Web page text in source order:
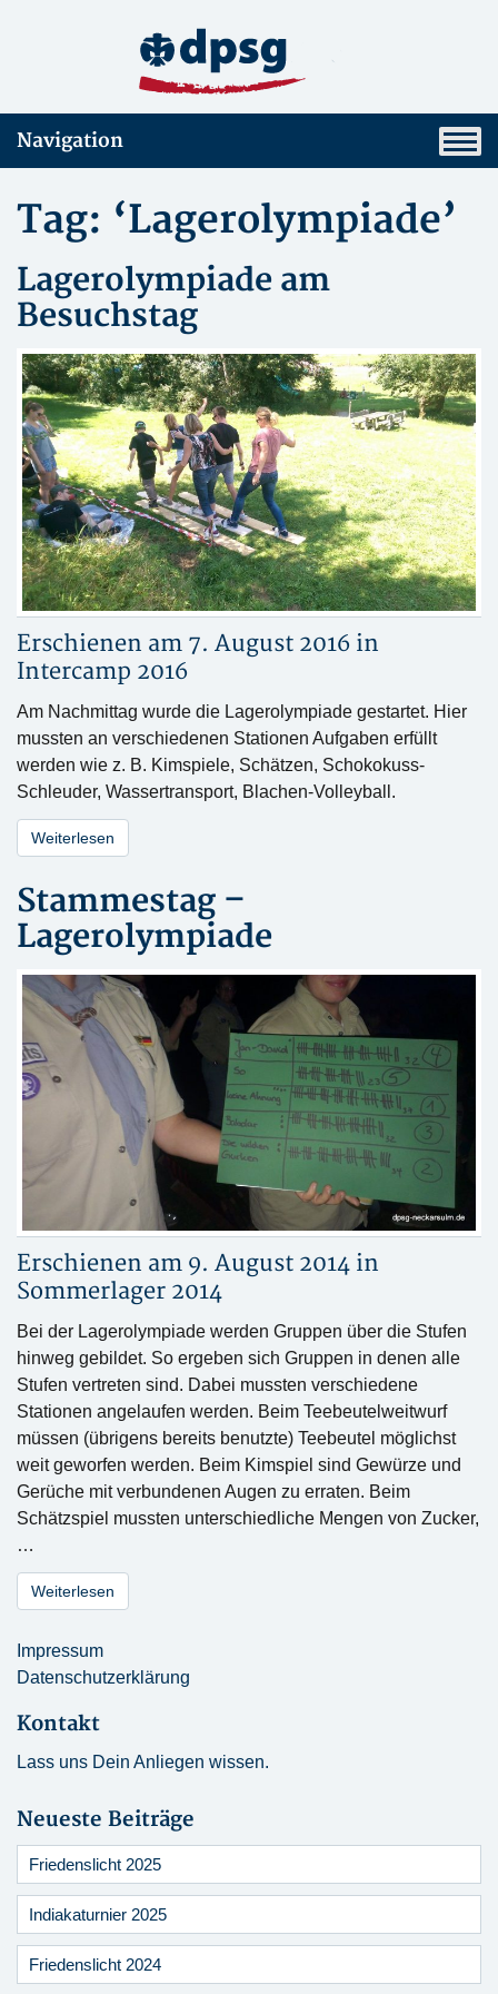
Navigation
Tag: ‘Lagerolympiade’
Lagerolympiade am
Besuchstag
Erschienen am 7. August 2016 in
Intercamp 2016
Am Nachmittag wurde die Lagerolympiade gestartet. Hier
mussten an verschiedenen Stationen Aufgaben erfüllt
werden wie z. B. Kimspiele, Schätzen, Schokokuss-
Schleuder, Wassertransport, Blachen-Volleyball.
Weiterlesen
Stammestag –
Lagerolympiade
Erschienen am 9. August 2014 in
Sommerlager 2014
Bei der Lagerolympiade werden Gruppen über die Stufen
hinweg gebildet. So ergeben sich Gruppen in denen alle
Stufen vertreten sind. Dabei mussten verschiedene
Stationen angelaufen werden. Beim Teebeutelweitwurf
müssen (übrigens bereits benutzte) Teebeutel möglichst
weit geworfen werden. Beim Kimspiel sind Gewürze und
Gerüche mit verbundenen Augen zu erraten. Beim
Schätzspiel mussten unterschiedliche Mengen von Zucker,
…
Weiterlesen
Impressum
Datenschutzerklärung
Kontakt
Lass uns Dein Anliegen wissen.
Neueste Beiträge
Friedenslicht 2025
Indiakaturnier 2025
Friedenslicht 2024